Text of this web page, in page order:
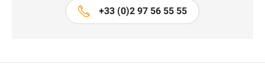
+33 (0)2 97 56 55 55